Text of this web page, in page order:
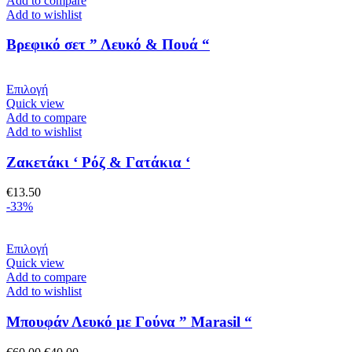
του
προϊόντος
Add to wishlist
Βρεφικό σετ ” Λευκό & Πουά “
ΕπιλογήΑυτό
το
προϊόν
έχει
παραλλαγές.
Οι
σελίδα
του
προϊόντος
Quick view
Add to compare
Add to wishlist
Ζακετάκι ‘ Ρόζ & Γατάκια ‘
€13.50
-33%
ΕπιλογήΑυτό
το
προϊόν
έχει
παραλλαγές.
Οι
επιλογές
Quick view
Add to compare
Add to wishlist
Μπουφάν Λευκό με Γούνα ” Marasil “